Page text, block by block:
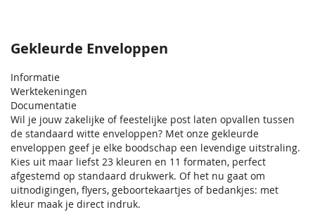
Gekleurde Enveloppen
Informatie
Werktekeningen
Documentatie
Wil je jouw zakelijke of feestelijke post laten opvallen tussen
de standaard witte enveloppen? Met onze gekleurde
enveloppen geef je elke boodschap een levendige uitstraling.
Kies uit maar liefst 23 kleuren en 11 formaten, perfect
afgestemd op standaard drukwerk. Of het nu gaat om
uitnodigingen, flyers, geboortekaartjes of bedankjes: met
kleur maak je direct indruk.